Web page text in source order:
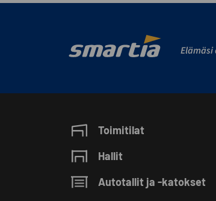
Toimitilat
Hallit
Autotallit ja -katokset